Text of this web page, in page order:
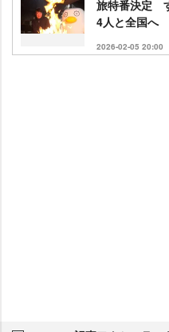
旅特番決定
4人と全国へ
2026-02-05 20:00